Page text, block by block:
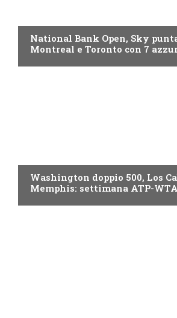
National Bank Open, Sky
Montreal e Toronto con 7
Washington doppio 500, Los
Memphis: settimana ATP-